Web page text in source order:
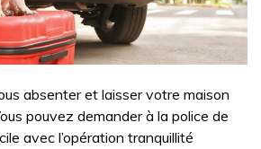
absenter et laisser votre maison
pouvez demander à la police de
avec l’opération tranquillité